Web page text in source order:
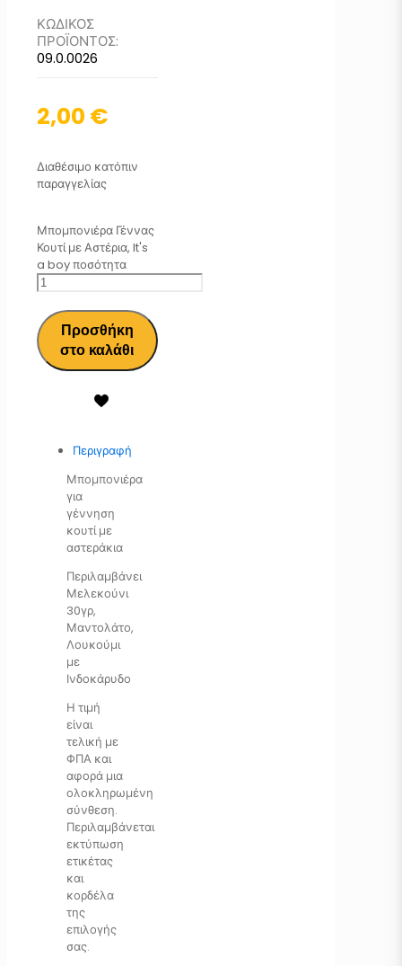
ΚΩΔΙΚΟΣ
ΠΡΟΪΟΝΤΟΣ:
09.0.0026
2,00 €
Διαθέσιμο κατόπιν
παραγγελίας
Μπομπονιέρα Γέννας
Κουτί με Αστέρια, It's
a boy ποσότητα
Προσθήκη
στο καλάθι
Περιγραφή
Μπομπονιέρα
για
γέννηση
κουτί με
αστεράκια
Περιλαμβάνει
Μελεκούνι
30γρ,
Μαντολάτο,
Λουκούμι
με
Ινδοκάρυδο
Η τιμή
είναι
τελική με
ΦΠΑ και
αφορά μια
ολοκληρωμένη
σύνθεση.
Περιλαμβάνεται
εκτύπωση
ετικέτας
και
κορδέλα
της
επιλογής
σας.